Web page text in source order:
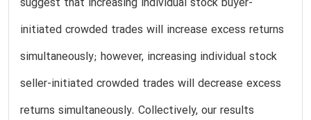
initiated crowded trades will increase excess returns
simultaneously; however, increasing individual stock
seller-initiated crowded trades will decrease excess
returns simultaneously. Collectively, our results